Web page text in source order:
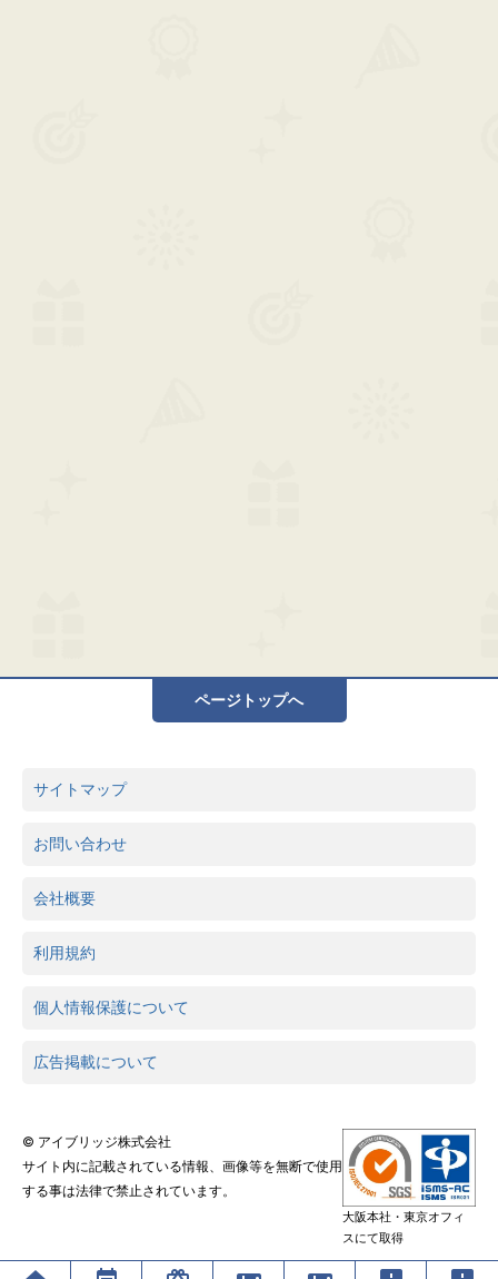
ページトップへ
サイトマップ
お問い合わせ
会社概要
利用規約
個人情報保護について
広告掲載について
© アイブリッジ株式会社
サイト内に記載されている情報、画像等を無断で使用
する事は法律で禁止されています。
大阪本社・東京オフィ
スにて取得